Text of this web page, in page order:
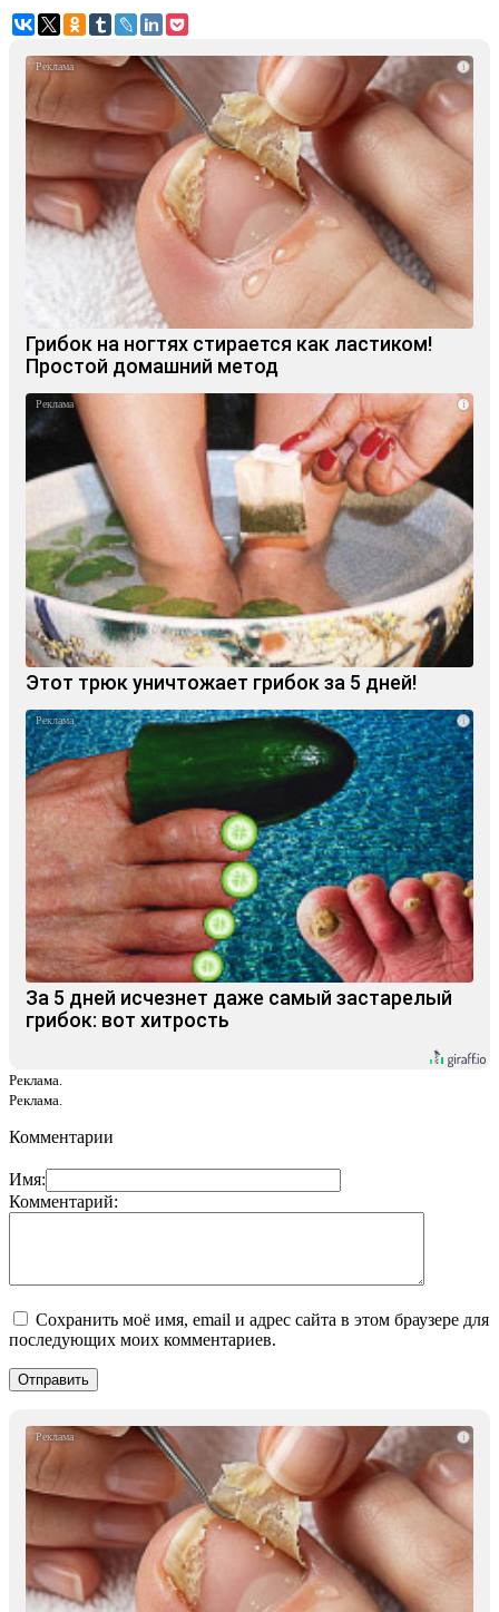
i
Грибок на ногтях стирается как ластиком!
Простой домашний метод
i
Этот трюк уничтожает грибок за 5 дней!
i
За 5 дней исчезнет даже самый застарелый
грибок: вот хитрость
Реклама.
Реклама.
Комментарии
Имя:
Комментарий:
Сохранить моё имя, email и адрес сайта в этом браузере для
последующих моих комментариев.
i